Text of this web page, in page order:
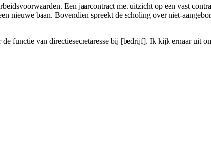
Een jaarcontract met uitzicht op een vast
baan. Bovendien spreekt de scholing over niet-
functie van directiesecretaresse bij [bedrijf]. Ik kijk ernaar uit